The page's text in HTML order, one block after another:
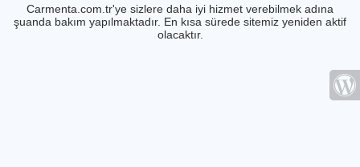
Carmenta.com.tr'ye sizlere daha iyi hizmet verebilmek adına
şuanda bakım yapılmaktadır. En kısa sürede sitemiz yeniden aktif
olacaktır.